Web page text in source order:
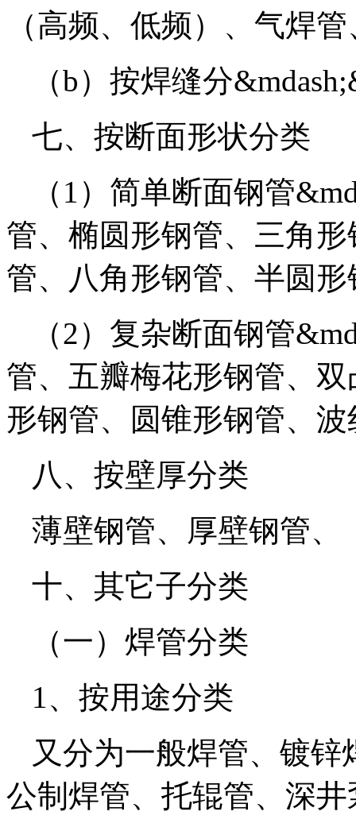
（高频、低频）、气焊
（b）按焊缝分
七、按断面形状分类
（1）简单断面钢管
管、椭圆形钢管、三角
管、八角形钢管、半圆
（2）复杂断面钢管
管、五瓣梅花形钢管、
形钢管、圆锥形钢管、
八、按壁厚分类
薄壁钢管、厚壁钢管、
十、其它子分类
（一）焊管分类
1、按用途分类
又分为一般焊管、镀
公制焊管、托辊管、深